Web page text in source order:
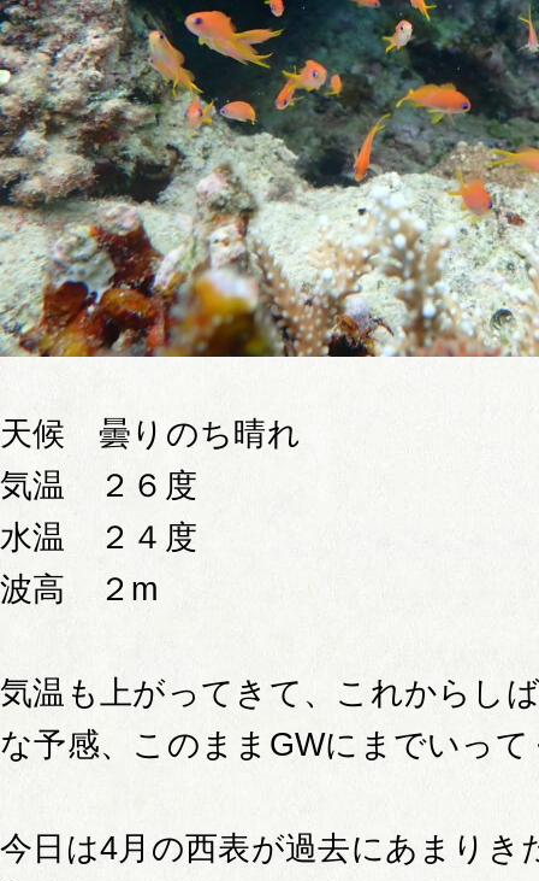
天候 曇りのち晴れ
気温 ２６度
水温 ２４度
波高 ２m
気温も上がってきて、これからし
な予感、このままGWにまでいっ
今日は4月の西表が過去にあまりき